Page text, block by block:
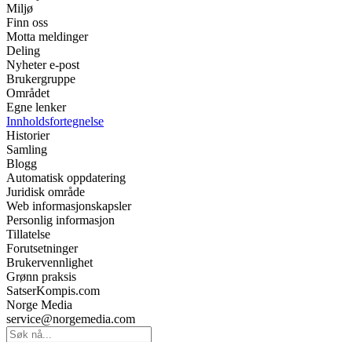
Miljø
Finn oss
Motta meldinger
Deling
Nyheter e-post
Brukergruppe
Området
Egne lenker
Innholdsfortegnelse
Historier
Samling
Blogg
Automatisk oppdatering
Juridisk område
Web informasjonskapsler
Personlig informasjon
Tillatelse
Forutsetninger
Brukervennlighet
Grønn praksis
SatserKompis.com
Norge Media
service@norgemedia.com